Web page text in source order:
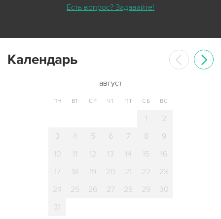
Есть вопрос? Задавайте!
Календарь
август
ПН ВТ СР ЧТ ПТ СБ ВС
1
2
3
4 5 6 7 8
9
10
11 12 13 14 15
16
17
18 19 20 21 22
23
24
25 26 27 28 29
30
31